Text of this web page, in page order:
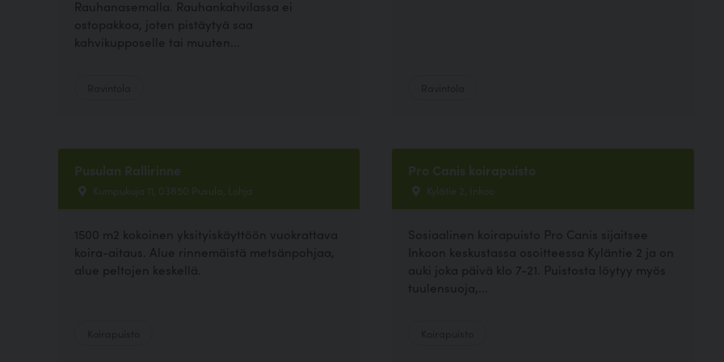
Rauhanasemalla. Rauhankahvilassa ei
ostopakkoa, joten pistäytyä saa
kahvikupposelle tai muuten...
Pusulan Rallirinne
Kumpukuja 11, 03850 Pusula, Lohja
1500 m2 kokoinen yksityiskäyttöön vuokrattava
koira-aitaus. Alue rinnemäistä metsänpohjaa,
alue peltojen keskellä.
Pro Canis koirapuisto
Kylätie 2, Inkoo
Sosiaalinen koirapuisto Pro Canis sijaitsee
Inkoon keskustassa osoitteessa Kyläntie 2 ja on
auki joka päivä klo 7-21. Puistosta löytyy myös
tuulensuoja,...